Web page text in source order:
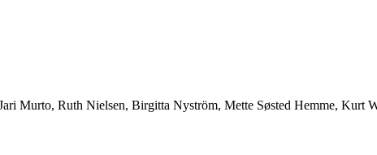
Murto, Ruth Nielsen, Birgitta Nyström, Mette Søsted Hemme, Kurt